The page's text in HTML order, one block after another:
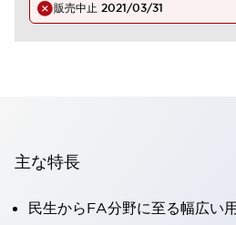
販売中止 2021/03/31
主な特長
民生からFA分野に至る幅広い